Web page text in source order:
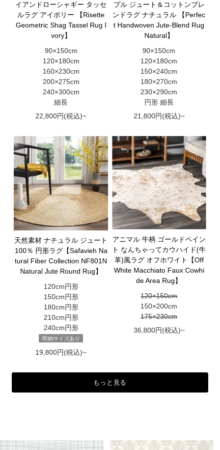
イアンドローシャギー タッセ
ルラグ アイボリー 【Risette
Geometric Shag Tassel Rug I
vory】
90×150cm
120×180cm
160×230cm
200×275cm
240×300cm
細長
22,800円(税込)~
プル ジュート＆コットンブレ
ンドラグ ナチュラル 【Perfec
t Handwoven Jute-Blend Rug
Natural】
90×150cm
120×180cm
150×240cm
180×270cm
230×290cm
円形 細長
21,800円(税込)~
天然素材 ナチュラル ジュート
100％ 円形ラグ【Safavieh Na
tural Fiber Collection NF801N
Natural Jute Round Rug】
120cm円形
150cm円形
180cm円形
210cm円形
240cm円形
即納サイズあり
19,800円(税込)~
アニマル 牛柄 ゴールドペイン
ト なんちゃってカウハイド(牛
革)風ラグ オフホワイト【Off
White Macchiato Faux Cowhi
de Area Rug】
120×150cm
150×200cm
175×230cm
36,800円(税込)~
もっと見る